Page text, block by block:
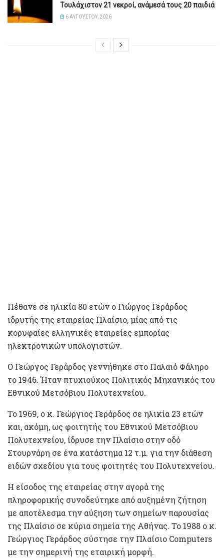
Τουλάχιστον 21 νεκροί, ανάμεσά τους 20 παιδιά
6 ΑΥΓΟΎΣΤΟΥ, 2026
Πέθανε σε ηλικία 80 ετών ο Γιώργος Γεράρδος
ιδρυτής της εταιρείας Πλαίσιο, μίας από τις
κορυφαίες ελληνικές εταιρείες εμπορίας
ηλεκτρονικών υπολογιστών.
Ο Γεώργος Γεράρδος γεννήθηκε στο Παλαιό Φάληρο
το 1946. Ήταν πτυχιούχος Πολιτικός Μηχανικός του
Εθνικού Μετσόβιου Πολυτεχνείου.
Το 1969, ο κ. Γεώργιος Γεράρδος σε ηλικία 23 ετών
και, ακόμη, ως φοιτητής του Εθνικού Μετσόβιου
Πολυτεχνείου, ίδρυσε την Πλαίσιο στην οδό
Στουρνάρη σε ένα κατάστημα 12 τ.μ. για την διάθεση
ειδών σχεδίου για τους φοιτητές του Πολυτεχνείου.
Η είσοδος της εταιρείας στην αγορά της
πληροφορικής συνοδεύτηκε από αυξημένη ζήτηση
με αποτέλεσμα την αύξηση των σημείων παρουσίας
της Πλαίσιο σε κύρια σημεία της Αθήνας. Το 1988 ο κ.
Γεώργιος Γεράρδος σύστησε την Πλαίσιο Computers
με την σημερινή της εταιρική μορφή.